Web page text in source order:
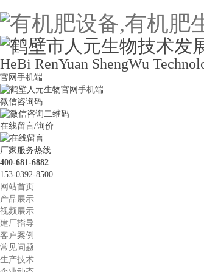
HeBi RenYuan ShengWu
官网手机端
微信咨询码
在线留言/询价
厂家服务热线
400-681-6882
153-0392-8500
网站首页
产品展示
视频展示
建厂指导
客户案例
常见问题
生产技术